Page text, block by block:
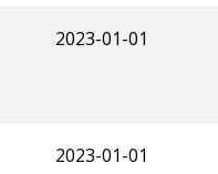
2023-01-01
2023-01-01